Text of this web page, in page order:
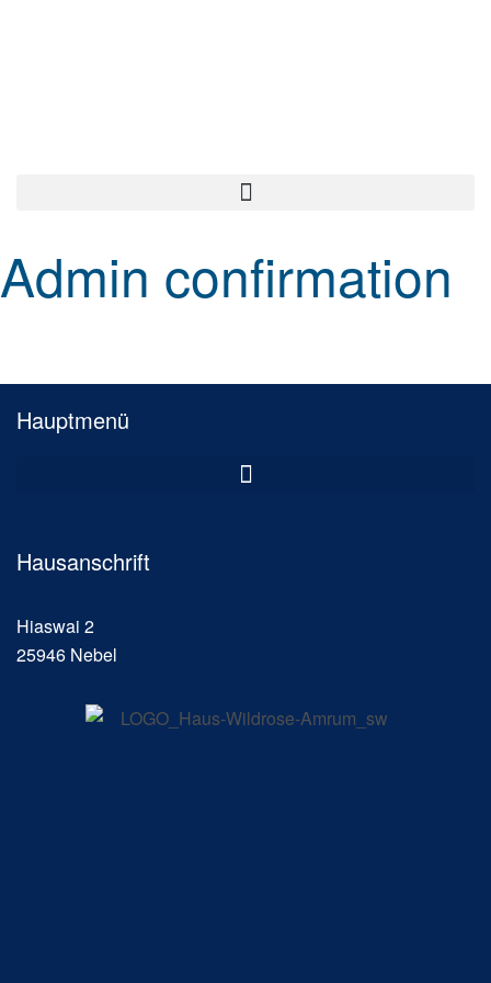
Admin confirmation
Hauptmenü
Hausanschrift
Hiaswai 2
25946 Nebel